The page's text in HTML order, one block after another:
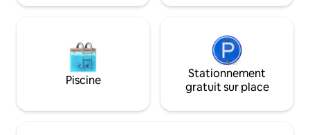
superposés T dans la ⬇️ suite. Grand lit
bateaux de
Piscine
Stationnement
gratuit sur place